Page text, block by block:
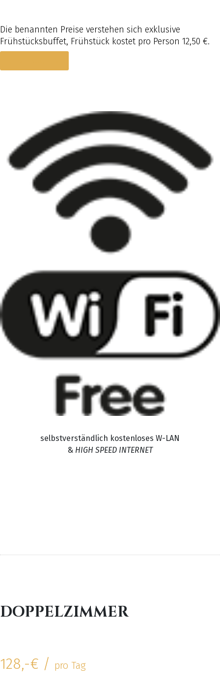
Die benannten Preise verstehen sich exklusive
Frühstücksbuffet, Frühstück kostet pro Person 12,50 €.
selbstverständlich kostenloses W-LAN
& HIGH SPEED INTERNET
DOPPELZIMMER
128,-€ / pro Tag